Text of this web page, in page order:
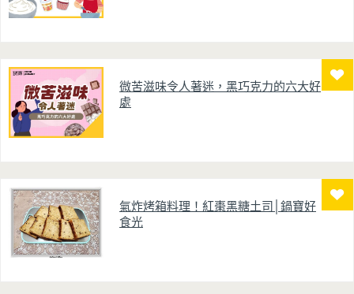
微苦滋味令人著迷，黑巧克力的六大好
處
氣炸烤箱料理！紅棗黑糖土司│鍋寶好
食光